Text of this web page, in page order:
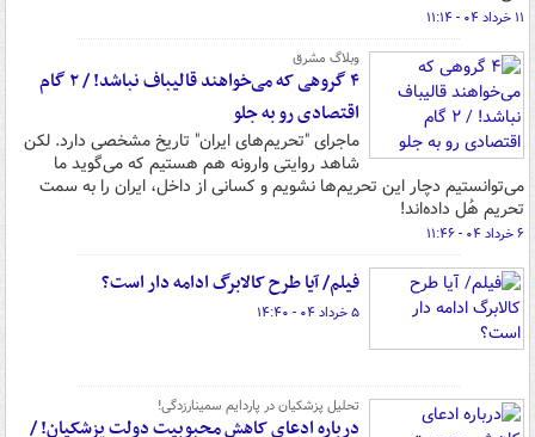
۱۱ خرداد ۰۴ - ۱۱:۱۴
وبلاگ مشرق
۴ گروهی که می‌خواهند قالیباف نباشد! / ۲ گام
اقتصادی رو به جلو
ماجرای "تحریم‌های ایران" تاریخ مشخصی دارد. لکن
شاهد روایتی وارونه هم هستیم که می‌گوید ما
می‌توانستیم دچار این تحریم‌ها نشویم و کسانی از داخل، ایران را به سمت
تحریم هُل داده‌اند!
۶ خرداد ۰۴ - ۱۱:۴۶
فیلم/ آیا طرح کالابرگ ادامه دار است؟
۵ خرداد ۰۴ - ۱۴:۴۰
تحلیل پزشکیان در پاردایم سمینارزدگی!
درباره ادعای کاهش محبوبیت دولت پزشکیان! /